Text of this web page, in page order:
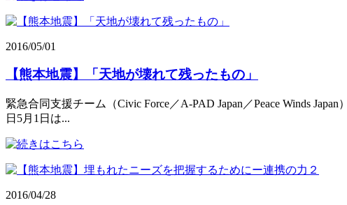
2016/05/01
【熊本地震】「天地が壊れて残ったもの」
緊急合同支援チーム（Civic Force／A-PAD Japan／Peace Winds
日5月1日は...
2016/04/28